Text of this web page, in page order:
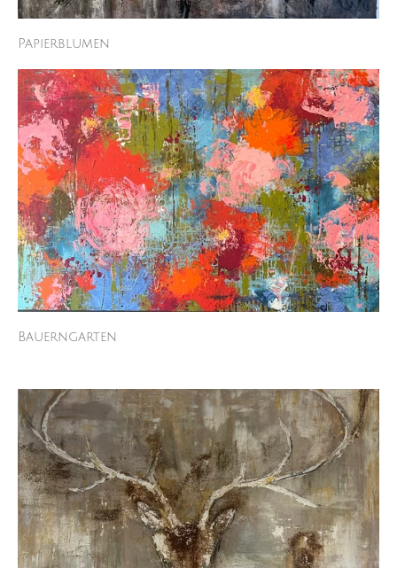
Papierblumen
Bauerngarten